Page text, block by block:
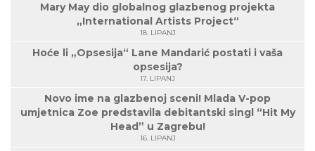
Mary May dio globalnog glazbenog projekta
„International Artists Project“
18. LIPANJ
Hoće li „Opsesija“ Lane Mandarić postati i vaša
opsesija?
17. LIPANJ
Novo ime na glazbenoj sceni! Mlada V-pop
umjetnica Zoe predstavila debitantski singl “Hit My
Head” u Zagrebu!
16. LIPANJ